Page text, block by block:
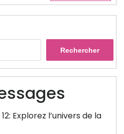
Rechercher
Explorez l’univers de la